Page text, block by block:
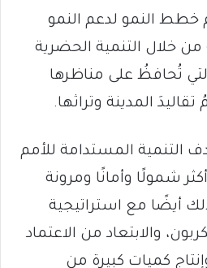
خطط النمو لدعم النمو
خلال التنمية الحضرية
تُحافظُ على مناظرها
المدينة وتراثها.
التنمية المستدامة للأمم
شمولًا وأمانًا ومرونة
أيضًا مع استراتيجية
والابتعاد من الاعتماد
كميات كبيرة من